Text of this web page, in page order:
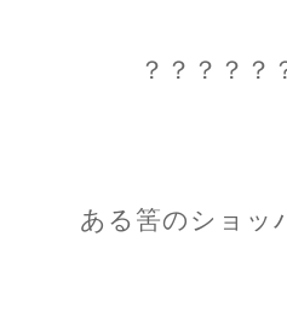
？？？？？
ある筈のショッ